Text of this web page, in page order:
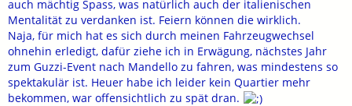
auch mächtig Spass, was natürlich auch der italienischen
Mentalität zu verdanken ist. Feiern können die wirklich.
Naja, für mich hat es sich durch meinen Fahrzeugwechsel
ohnehin erledigt, dafür ziehe ich in Erwägung, nächstes Jahr
zum Guzzi-Event nach Mandello zu fahren, was mindestens so
spektakulär ist. Heuer habe ich leider kein Quartier mehr
bekommen, war offensichtlich zu spät dran.